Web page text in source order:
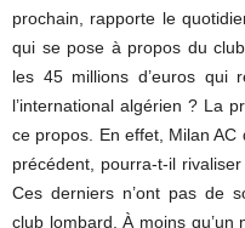
prochain, rapporte le
qui se pose à propos du
les 45 millions d’euros qui
l’international algérien ? La
ce propos. En effet, Milan
précédent, pourra-t-il
Ces derniers n’ont pas de
club lombard. À moins